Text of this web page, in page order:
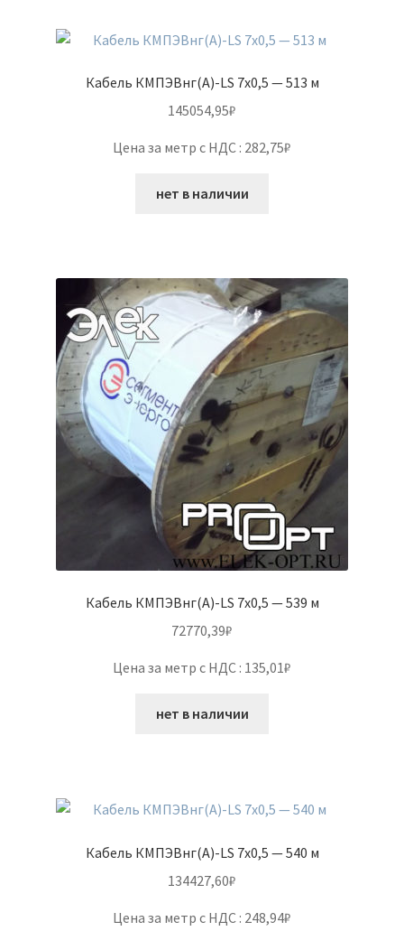
Кабель КМПЭВнг(А)-LS 7х0,5 — 513 м
145054,95₽
Цена за метр с НДС : 282,75₽
нет в наличии
Кабель КМПЭВнг(А)-LS 7х0,5 — 539 м
72770,39₽
Цена за метр с НДС : 135,01₽
нет в наличии
Кабель КМПЭВнг(А)-LS 7х0,5 — 540 м
134427,60₽
Цена за метр с НДС : 248,94₽